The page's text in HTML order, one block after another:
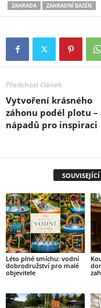
ZAHRADA
ZAHRADNÍ BAZÉN
Předchozí článek
Vytvoření krásného
záhonu podél plotu –
nápadů pro inspiraci
Léto plné smíchu: vodní
dobrodružství pro malé
objevitele